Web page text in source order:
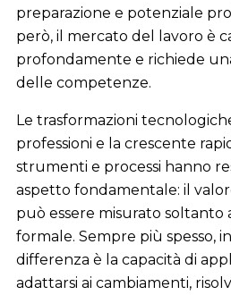
preparazione e potenziale
però, il mercato del lavoro è
profondamente e richiede
delle competenze.
Le trasformazioni
professioni e la crescente
strumenti e processi hanno
aspetto fondamentale: il
può essere misurato
formale. Sempre più spesso,
differenza è la capacità di
adattarsi ai cambiamenti,